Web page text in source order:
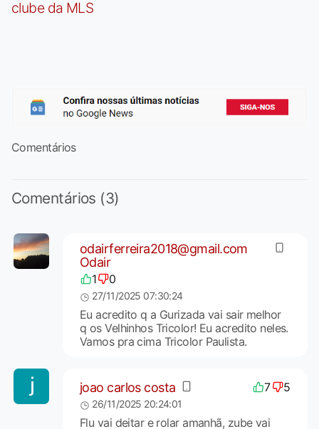
clube da MLS
Comentários
Comentários (3)
odairferreira2018@gmail.com
Odair
1 0
27/11/2025 07:30:24
Eu acredito q a Gurizada vai sair melhor
q os Velhinhos Tricolor! Eu acredito neles.
Vamos pra cima Tricolor Paulista.
joao carlos costa 7 5
26/11/2025 20:24:01
Flu vai deitar e rolar amanhã, zube vai